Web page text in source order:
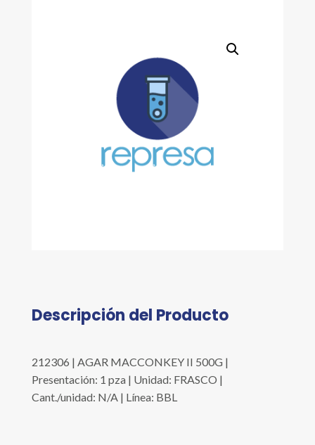
Descripción del Producto
212306 | AGAR MACCONKEY II 500G |
Presentación: 1 pza | Unidad: FRASCO |
Cant./unidad: N/A | Línea: BBL